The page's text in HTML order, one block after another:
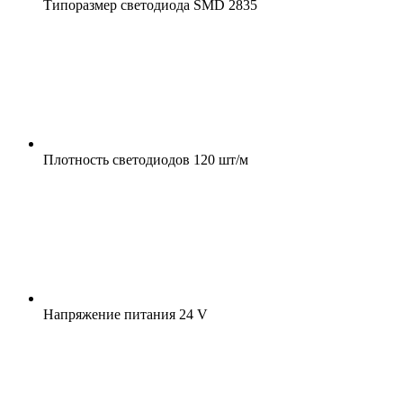
Типоразмер светодиода SMD 2835
Плотность светодиодов 120 шт/м
Напряжение питания 24 V